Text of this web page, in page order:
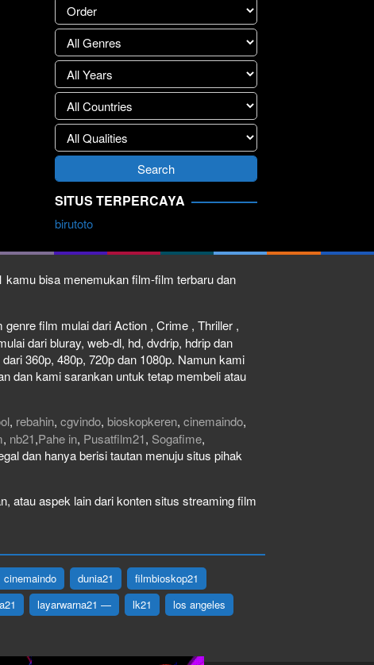
SITUS TERPERCAYA
birutoto
kamu bisa menemukan film-film terbaru dan
film mulai dari Action , Crime , Thriller ,
dari bluray, web-dl, hd, dvdrip, hdrip dan
360p, 480p, 720p dan 1080p. Namun kami
dan kami sarankan untuk tetap membeli atau
, rebahin, cgvindo, bioskopkeren, cinemaindo,
, nb21,Pahe in, Pusatfilm21, Sogafime,
dan hanya berisi tautan menuju situs pihak
atau aspek lain dari konten situs streaming film
cinemaindo dunia21
filmbioskop21
layarwarna21 — lk21
los angeles